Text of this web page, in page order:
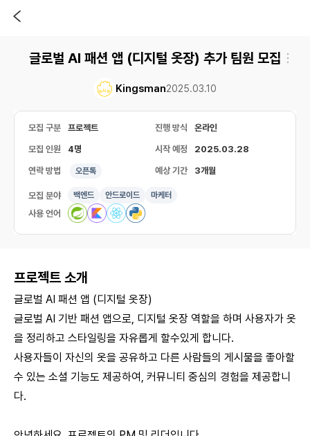
글로벌 AI 패션 앱 (디지털 옷장) 추가 팀원 모집
Kingsman2025.03.10
모집 구분 프로젝트 진행 방식 온라인
모집 인원 4명 시작 예정 2025.03.28
연락 방법 오픈톡 예상 기간 3개월
모집 분야 백엔드 안드로이드 마케터
사용 언어
프로젝트 소개
글로벌 AI 패션 앱 (디지털 옷장)
글로벌 AI 기반 패션 앱으로, 디지털 옷장 역할을 하며 사용자가 옷
을 정리하고 스타일링을 자유롭게 할수있게 합니다.
사용자들이 자신의 옷을 공유하고 다른 사람들의 게시물을 좋아할
수 있는 소셜 기능도 제공하여, 커뮤니티 중심의 경험을 제공합니
다.